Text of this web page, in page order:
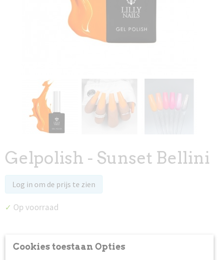
Gelpolish - Sunset Bellini
Log in om de prijs te zien
✓ Op voorraad
Omschrijving
Cookies toestaan Opties